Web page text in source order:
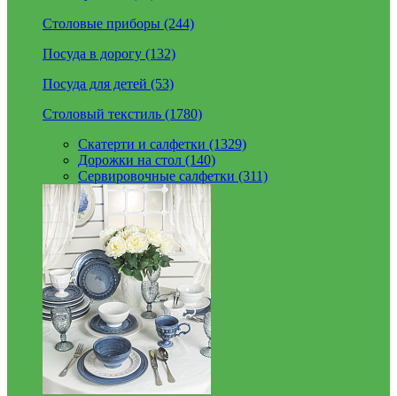
Столовые приборы (244)
Посуда в дорогу (132)
Посуда для детей (53)
Столовый текстиль (1780)
Скатерти и салфетки (1329)
Дорожки на стол (140)
Сервировочные салфетки (311)